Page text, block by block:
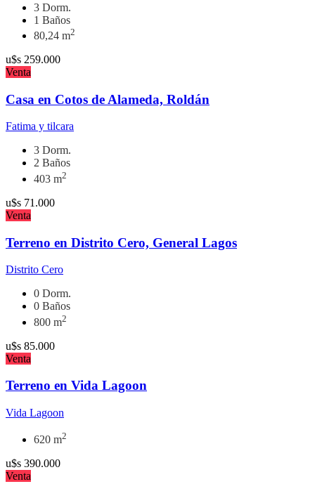
3 Dorm.
1 Baños
80,24 m2
u$s 259.000
Venta
Casa en Cotos de Alameda, Roldán
Fatima y tilcara
3 Dorm.
2 Baños
403 m2
u$s 71.000
Venta
Terreno en Distrito Cero, General Lagos
Distrito Cero
0 Dorm.
0 Baños
800 m2
u$s 85.000
Venta
Terreno en Vida Lagoon
Vida Lagoon
620 m2
u$s 390.000
Venta